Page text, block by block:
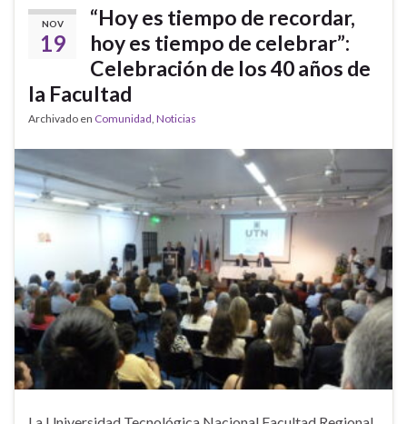
NOV
19
“Hoy es tiempo de recordar,
hoy es tiempo de celebrar”:
Celebración de los 40 años de
la Facultad
Archivado en Comunidad, Noticias